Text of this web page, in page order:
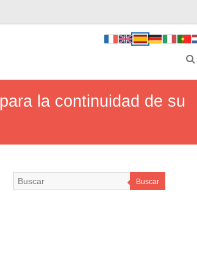
la continuidad de su
Buscar